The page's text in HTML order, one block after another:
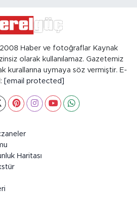
Haber ve fotoğraflar Kaynak
olarak kullanılamaz. Gazetemiz
kurallarına uymaya söz vermiştir. E-
[email protected]
Haritası